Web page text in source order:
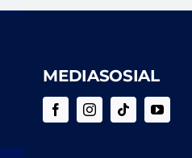
MEDIASOSIAL